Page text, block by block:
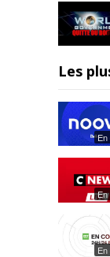
Les
En
En